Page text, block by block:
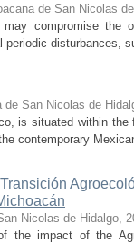
de San Nicolas
compromise the
disturbances,
de San Nicolas de
is situated within
contemporary
Nicolas de Hidalgo,
the impact of the